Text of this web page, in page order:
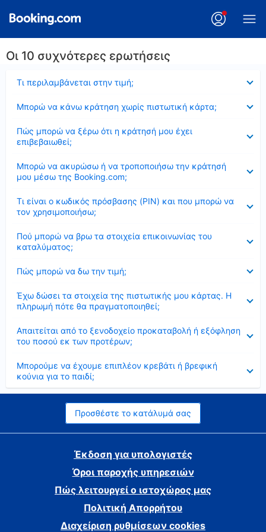
Οι 10 συχνότερες ερωτήσεις
Τι περιλαμβάνεται στην τιμή;
Μπορώ να κάνω κράτηση χωρίς πιστωτική κάρτα;
Πώς μπορώ να ξέρω ότι η κράτησή μου έχει
επιβεβαιωθεί;
Μπορώ να ακυρώσω ή να τροποποιήσω την κράτησή
μου μέσω της Booking.com;
Τι είναι ο κωδικός πρόσβασης (PIN) και που μπορώ να
τον χρησιμοποιήσω;
Πού μπορώ να βρω τα στοιχεία επικοινωνίας του
καταλύματος;
Πώς μπορώ να δω την τιμή;
Έχω δώσει τα στοιχεία της πιστωτικής μου κάρτας. Η
πληρωμή πότε θα πραγματοποιηθεί;
Απαιτείται από το ξενοδοχείο προκαταβολή ή εξόφληση
του ποσού εκ των προτέρων;
Μπορούμε να έχουμε επιπλέον κρεβάτι ή βρεφική
κούνια για το παιδί;
Προσθέστε το κατάλυμά σας
Έκδοση για υπολογιστές
Όροι παροχής υπηρεσιών
Πώς λειτουργεί ο ιστοχώρος μας
Πολιτική Απορρήτου
Διαχείριση ρυθμίσεων cookies